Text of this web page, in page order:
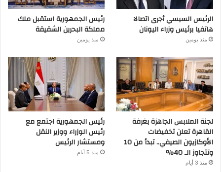
الرئيس السيسي أجرى اتصالا
هاتفيا برئيس وزراء اليونان
منذ يومين
رئيس الجمهورية استقبل ملك
مملكة البحرين الشقيقة
منذ يومين
لجنة الملابس الجاهزة بغرفة
القاهرة تعلن تخفيضات
الأوكازيون الصيفي.. تبدأ من 10
وتتجاوز الـ 40%
منذ 3 أيام
رئيس الجمهورية اجتمع مع
رئيس الوزراء ووزير النقل
ومستشار الرئيس
منذ 5 أيام